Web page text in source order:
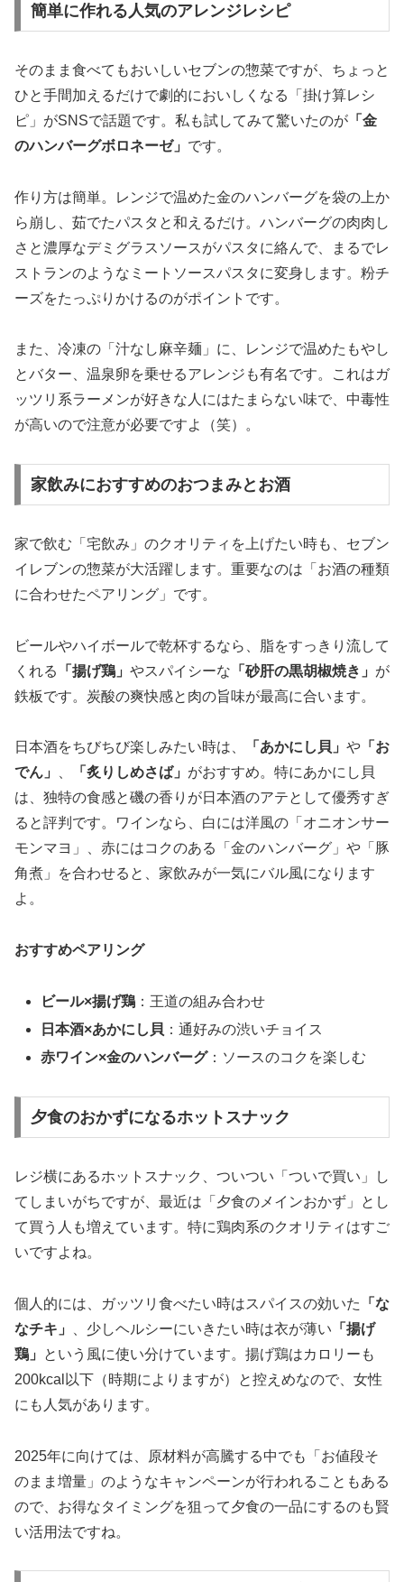
簡単に作れる人気のアレンジレシピ
そのまま食べてもおいしいセブンの惣菜ですが、ちょっと
ひと手間加えるだけで劇的においしくなる「掛け算レシ
ピ」がSNSで話題です。私も試してみて驚いたのが 「金
のハンバーグボロネーゼ」 です。
作り方は簡単。レンジで温めた金のハンバーグを袋の上か
ら崩し、茹でたパスタと和えるだけ。ハンバーグの肉肉し
さと濃厚なデミグラスソースがパスタに絡んで、まるでレ
ストランのようなミートソースパスタに変身します。粉チ
ーズをたっぷりかけるのがポイントです。
また、冷凍の「汁なし麻辛麺」に、レンジで温めたもやし
とバター、温泉卵を乗せるアレンジも有名です。これはガ
ッツリ系ラーメンが好きな人にはたまらない味で、中毒性
が高いので注意が必要ですよ（笑）。
家飲みにおすすめのおつまみとお酒
家で飲む「宅飲み」のクオリティを上げたい時も、セブン
イレブンの惣菜が大活躍します。重要なのは「お酒の種類
に合わせたペアリング」です。
ビールやハイボールで乾杯するなら、脂をすっきり流して
くれる
「揚げ鶏」 やスパイシーな 「砂肝の黒胡椒焼き」 が
鉄板です。炭酸の爽快感と肉の旨味が最高に合います。
日本酒をちびちび楽しみたい時は、 「あかにし貝」 や 「お
でん」
、 「炙りしめさば」 がおすすめ。特にあかにし貝
は、独特の食感と磯の香りが日本酒のアテとして優秀すぎ
ると評判です。ワインなら、白には洋風の「オニオンサー
モンマヨ」、赤にはコクのある「金のハンバーグ」や「豚
角煮」を合わせると、家飲みが一気にバル風になります
よ。
おすすめペアリング
ビール×揚げ鶏 ：王道の組み合わせ
日本酒×あかにし貝 ：通好みの渋いチョイス
赤ワイン×金のハンバーグ：ソースのコクを楽しむ
夕食のおかずになるホットスナック
レジ横にあるホットスナック、ついつい「ついで買い」し
てしまいがちですが、最近は「夕食のメインおかず」とし
て買う人も増えています。特に鶏肉系のクオリティはすご
いですよね。
個人的には、ガッツリ食べたい時はスパイスの効いた
「な
なチキ」
、少しヘルシーにいきたい時は衣が薄い 「揚げ
鶏」
という風に使い分けています。揚げ鶏はカロリーも
200kcal以下（時期によりますが）と控えめなので、女性
にも人気があります。
2025年に向けては、原材料が高騰する中でも「お値段そ
のまま増量」のようなキャンペーンが行われることもある
ので、お得なタイミングを狙って夕食の一品にするのも賢
い活用法ですね。